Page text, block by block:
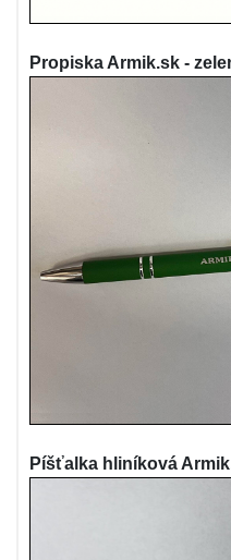
Propiska Armik.sk -
Píšťalka hliníková